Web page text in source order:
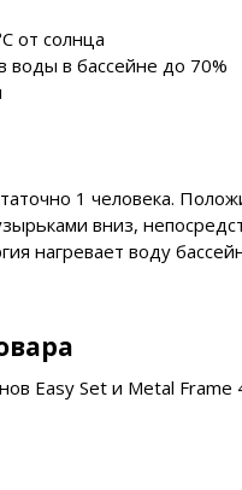
от солнца
воды в бассейне до 70%
1 человека.
вниз,
нагревает воду
Easy Set и Metal Frame